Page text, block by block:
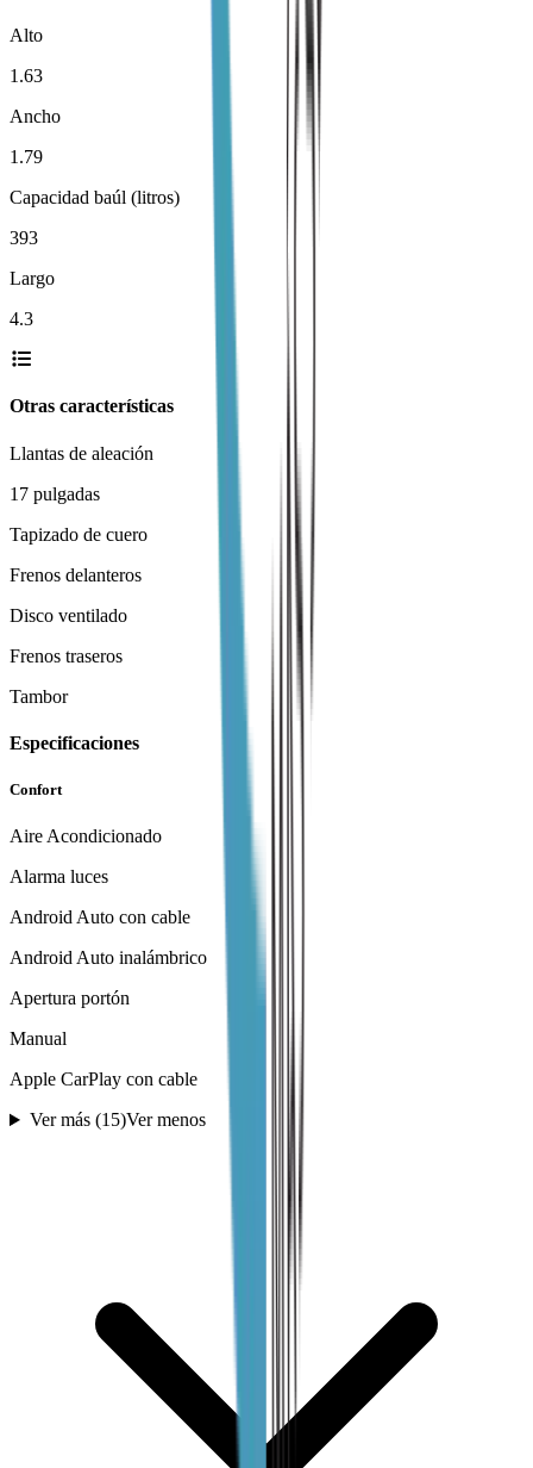
Alto
1.63
Ancho
1.79
Capacidad baúl (litros)
393
Largo
4.3
Otras características
Llantas de aleación
17 pulgadas
Tapizado de cuero
Frenos delanteros
Disco ventilado
Frenos traseros
Tambor
Especificaciones
Confort
Aire Acondicionado
Alarma luces
Android Auto con cable
Android Auto inalámbrico
Apertura portón
Manual
Apple CarPlay con cable
Ver más (15)Ver menos